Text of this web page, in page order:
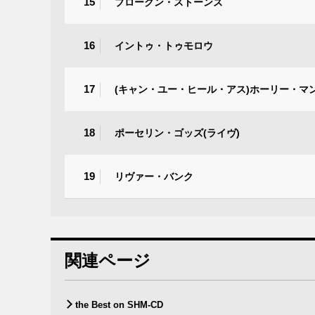
16 イントゥ・トゥモロウ
17 (キャン・ユー・ヒール・アス)ホーリー・マ
18 ポーセリン・ゴッズ(ライヴ)
19 リヴァー・バンク
関連ページ
the Best on SHM-CD